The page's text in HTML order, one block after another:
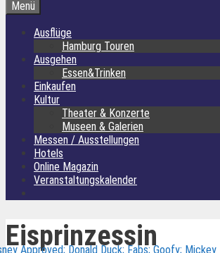
Menü
Ausflüge
Hamburg Touren
Ausgehen
Essen&Trinken
Einkaufen
Kultur
Theater & Konzerte
Museen & Galerien
Messen / Ausstellungen
Hotels
Online Magazin
Veranstaltungskalender
Eisprinzessin